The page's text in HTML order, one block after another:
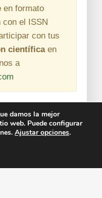
en formato
con el ISSN
con tus
científicaen
a
damos la mejor
web. Puede configurar
Ajustar opciones.